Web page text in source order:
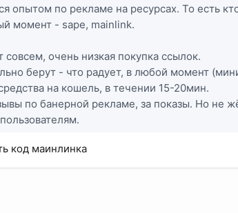
опытом по рекламе на ресурсах. То есть
момент - sape, mainlink.
совсем, очень низкая покупка ссылок.
берут - что радует, в любой момент
на кошель, в течении 15-20мин.
по банерной рекламе, за показы. Но не
код маинлинка